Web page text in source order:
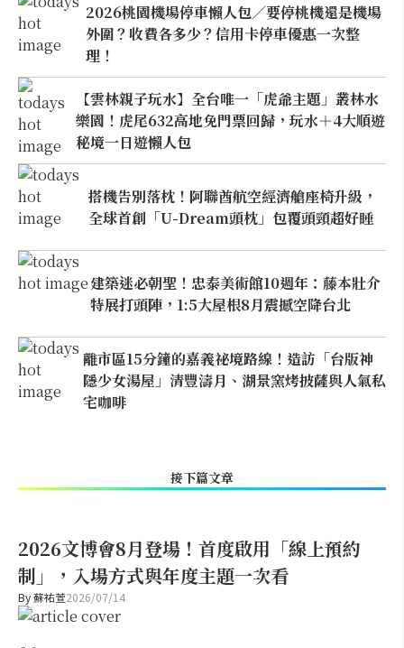
2026桃園機場停車懶人包／要停桃機還是機場
外圍？收費各多少？信用卡停車優惠一次整
理！
【雲林親子玩水】全台唯一「虎爺主題」叢林水
樂園！虎尾632高地免門票回歸，玩水＋4大順遊
秘境一日遊懶人包
搭機告別落枕！阿聯酋航空經濟艙座椅升級，
全球首創「U-Dream頭枕」包覆頭頸超好睡
建築迷必朝聖！忠泰美術館10週年：藤本壯介
特展打頭陣，1:5大屋根8月震撼空降台北
離市區15分鐘的嘉義祕境路線！造訪「台版神
隱少女湯屋」清豐濤月、湖景窯烤披薩與人氣私
宅咖啡
接下篇文章
2026文博會8月登場！首度啟用「線上預約
制」，入場方式與年度主題一次看
By蘇祐萱2026/07/14